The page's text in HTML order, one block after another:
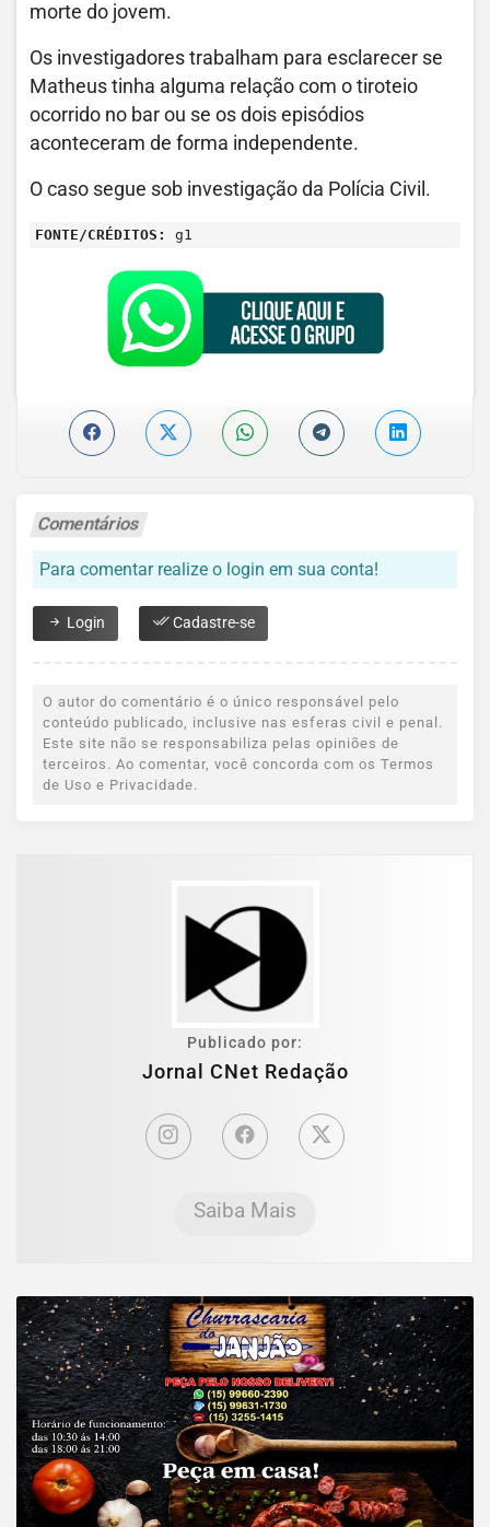
morte do jovem.
Os investigadores trabalham para esclarecer se
Matheus tinha alguma relação com o tiroteio
ocorrido no bar ou se os dois episódios
aconteceram de forma independente.
O caso segue sob investigação da Polícia Civil.
FONTE/CRÉDITOS: g1
Comentários
Para comentar realize o login em sua conta!
Login Cadastre-se
O autor do comentário é o único responsável pelo
conteúdo publicado, inclusive nas esferas civil e penal.
Este site não se responsabiliza pelas opiniões de
terceiros. Ao comentar, você concorda com os Termos
de Uso e Privacidade.
Publicado por:
Jornal CNet Redação
Saiba Mais